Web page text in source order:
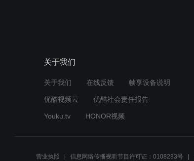
关于我们
关于我们 在线反馈 帧享设备说明
优酷视频云 优酷社会责任报告
Youku.tv HONOR视频
营业执照 信息网络传播视听节目许可证：0108283号